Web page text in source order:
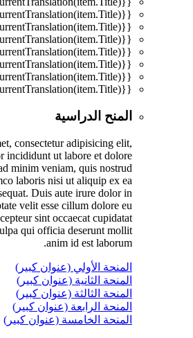
{{mmc.getCurrentTranslation(item.Title)}}
{{mmc.getCurrentTranslation(item.Title)}}
{{mmc.getCurrentTranslation(item.Title)}}
{{mmc.getCurrentTranslation(item.Title)}}
{{mmc.getCurrentTranslation(item.Title)}}
{{mmc.getCurrentTranslation(item.Title)}}
{{mmc.getCurrentTranslation(item.Title)}}
المنح الدراسية
consectetur adipisicing elit,
incididunt ut labore et dolore
minim veniam, quis nostrud
laboris nisi ut aliquip ex ea
Duis aute irure dolor in
velit esse cillum dolore eu
sint occaecat cupidatat
qui officia deserunt mollit
anim id est laborum.
المنحة الأولي (عنوان كبير)
المنحة الثانية (عنوان كبير)
المنحة الثالثة (عنوان كبير)
المنحة الرابعة (عنوان كبير)
المنحة الخامسة (عنوان كبير)